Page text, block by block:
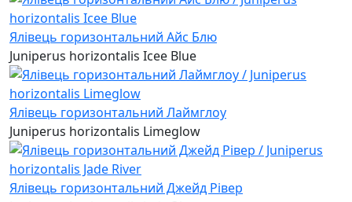
Ялівець горизонтальний Айс Блю
Juniperus horizontalis Icee Blue
Ялівець горизонтальний Лаймглоу
Juniperus horizontalis Limeglow
Ялівець горизонтальний Джейд Рівер